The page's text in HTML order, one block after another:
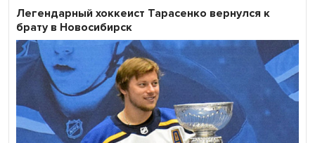
Легендарный хоккеист Тарасенко вернулся к
брату в Новосибирск